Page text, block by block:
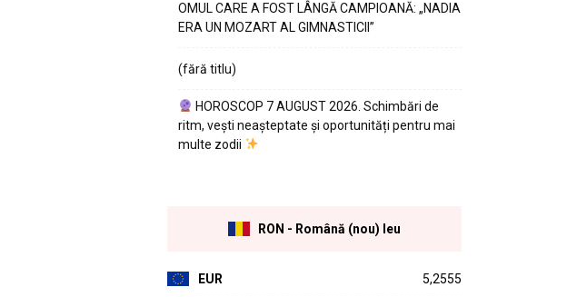
OMUL CARE A FOST LÂNGĂ CAMPIOANĂ: „NADIA
ERA UN MOZART AL GIMNASTICII”
(fără titlu)
HOROSCOP 7 AUGUST 2026. Schimbări de
ritm, vești neașteptate și oportunități pentru mai
multe zodii
RON - Română (nou) leu
EUR 5,2555